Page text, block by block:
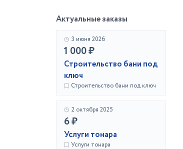
Актуальные заказы
3 июня 2026
1 000 ₽
Строительство бани под
ключ
Строительство бани под ключ
2 октября 2025
6 ₽
Услуги тонара
Услуги тонара